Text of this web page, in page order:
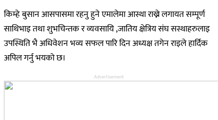
किम्हे बुसान आसपासमा रहनु हुने एमालेमा आस्था राख्ने लगायत सम्पूर्ण
साथिभाइ तथा शुभचिन्तक र व्यवसायि ,जातिय क्षेत्रिय संघ सस्थाहरुलाइ
उपस्थिति भै अधिवेशन भव्य सफल पारि दिन अध्यक्ष तगेन राइले हार्दिक
अपिल गर्नु भयको छ।
Advertisement